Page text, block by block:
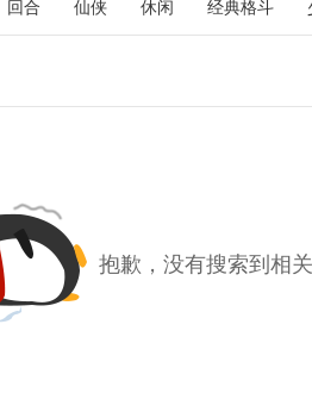
回合 仙侠 休闲 经典格斗
抱歉，没有搜索到相